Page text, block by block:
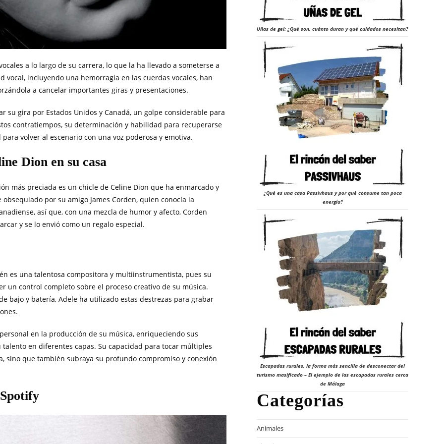
a lo largo de su carrera, lo que la ha llevado a someterse a
incluyendo una hemorragia en las cuerdas vocales, han
a cancelar importantes giras y presentaciones.
su gira por Estados Unidos y Canadá, un golpe considerable para
contratiempos, su determinación y habilidad para recuperarse
volver al escenario con una voz poderosa y emotiva.
Dion en su casa
más preciada es un chicle de Celine Dion que ha enmarcado y
por su amigo James Corden, quien conocía la
así que, con una mezcla de humor y afecto, Corden
y se lo envió como un regalo especial.
es una talentosa compositora y multiinstrumentista, pues su
control completo sobre el proceso creativo de su música.
bajo y batería, Adele ha utilizado estas destrezas para grabar
en la producción de su música, enriqueciendo sus
en diferentes capas. Su capacidad para tocar múltiples
sino que también subraya su profundo compromiso y conexión
Uñas de gel: ¿Qué son, cuánto duran y qué cuidados necesitan?
¿Qué es una casa Passivhaus y por qué consume tan poca
energía?
Escapadas rurales, la forma más sencilla de desconectar del
turismo masificado – El ejemplo de las escapadas rurales cerca
de Málaga
Categorías
Animales